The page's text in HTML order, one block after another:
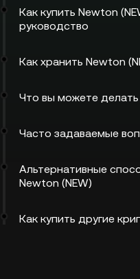
Как купить Newton
руководство
Как хранить Newton
Что вы можете делать
Часто задаваемые
Альтернативные
Newton (NEW)
Как купить другие